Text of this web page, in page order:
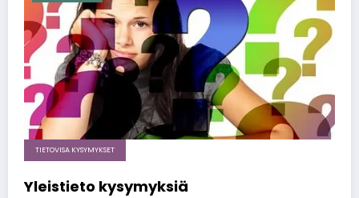
TIETOVISA KYSYMYKSET
Yleistieto kysymyksiä